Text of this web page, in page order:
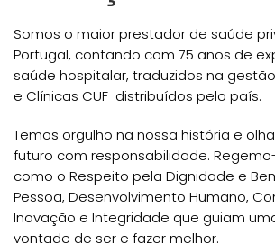
Somos o maior prestador de saúde
Portugal, contando com 75 anos de
saúde hospitalar, traduzidos na
e Clínicas CUF distribuídos pelo país.
Temos orgulho na nossa história e
futuro com responsabilidade.
como o Respeito pela Dignidade e
Pessoa, Desenvolvimento Humano,
Inovação e Integridade que guiam
vontade de ser e fazer melhor.